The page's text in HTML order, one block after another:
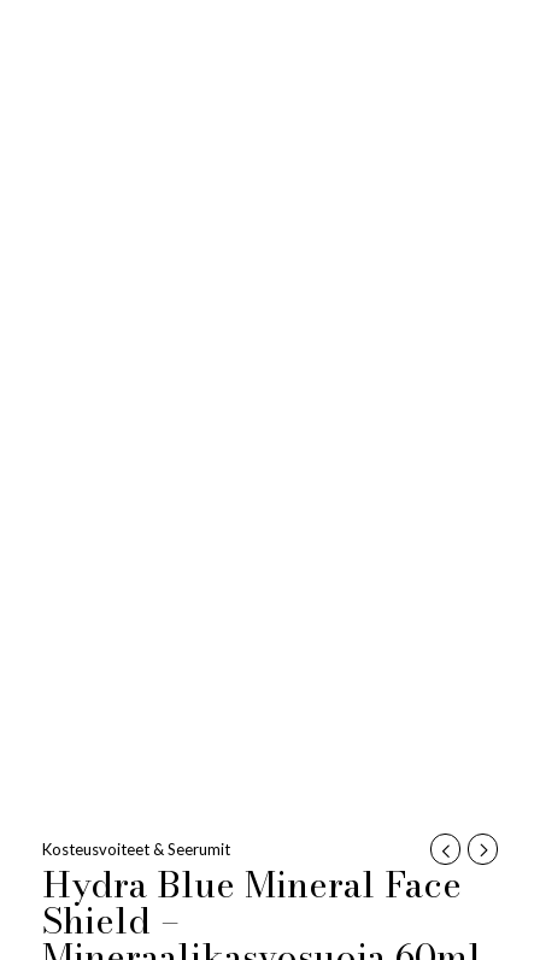
Kosteusvoiteet & Seerumit
Hydra Blue Mineral Face
Shield –